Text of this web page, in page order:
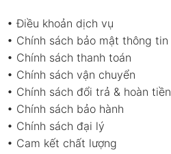
•Điều khoản dịch vụ
• Chính sách bảo mật thông tin
• Chính sách thanh toán
• Chính sách vận chuyển
• Chính sách đổi trả & hoàn tiền
• Chính sách bảo hành
• Chính sách đại lý
• Cam kết chất lượng